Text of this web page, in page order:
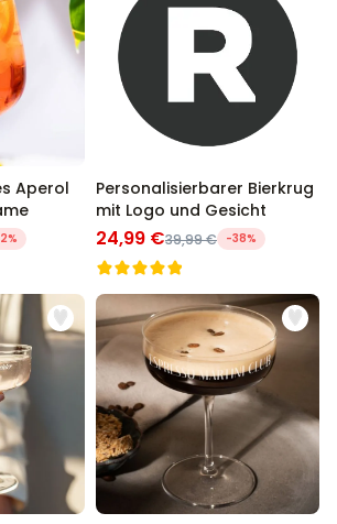
Bierkrug
und Gesicht
über 68.600
mal gekauft
€
Pullover
Zeichnung vorne
über 600
€
mit Gesicht
über 16.800
mal gekauft
€
Aperol
Personalisierbarer Bierkrug
mit Logo und Gesicht
24,99 €39,99 € -38%